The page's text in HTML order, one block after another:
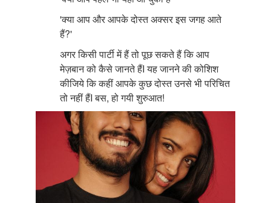
'क्या आप और आपके दोस्त अक्सर इस जगह आते
हैं?'
अगर किसी पार्टी में हैं तो पूछ सकते हैं कि आप
मेज़बान को कैसे जानते हैंI यह जानने की कोशिश
कीजिये कि कहीं आपके कुछ दोस्त उनसे भी परिचित
तो नहीं हैंI बस, हो गयी शुरुआत!